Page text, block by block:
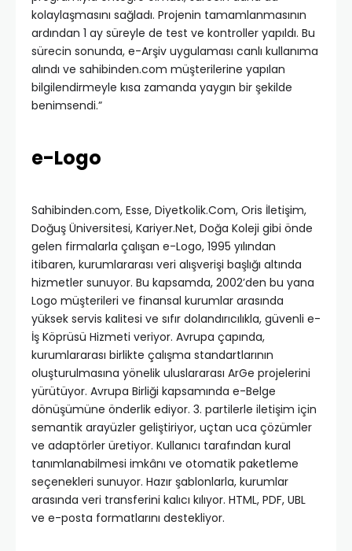
kolaylaşmasını sağladı. Projenin tamamlanmasının
ardından 1 ay süreyle de test ve kontroller yapıldı. Bu
sürecin sonunda, e-Arşiv uygulaması canlı kullanıma
alındı ve sahibinden.com müşterilerine yapılan
bilgilendirmeyle kısa zamanda yaygın bir şekilde
benimsendi.”
e-Logo
Sahibinden.com, Esse, Diyetkolik.Com, Oris İletişim,
Doğuş Üniversitesi, Kariyer.Net, Doğa Koleji gibi önde
gelen firmalarla çalışan e-Logo, 1995 yılından
itibaren, kurumlararası veri alışverişi başlığı altında
hizmetler sunuyor. Bu kapsamda, 2002’den bu yana
Logo müşterileri ve finansal kurumlar arasında
yüksek servis kalitesi ve sıfır dolandırıcılıkla, güvenli e-
İş Köprüsü Hizmeti veriyor. Avrupa çapında,
kurumlararası birlikte çalışma standartlarının
oluşturulmasına yönelik uluslararası ArGe projelerini
yürütüyor. Avrupa Birliği kapsamında e-Belge
dönüşümüne önderlik ediyor. 3. partilerle iletişim için
semantik arayüzler geliştiriyor, uçtan uca çözümler
ve adaptörler üretiyor. Kullanıcı tarafından kural
tanımlanabilmesi imkânı ve otomatik paketleme
seçenekleri sunuyor. Hazır şablonlarla, kurumlar
arasında veri transferini kalıcı kılıyor. HTML, PDF, UBL
ve e-posta formatlarını destekliyor.